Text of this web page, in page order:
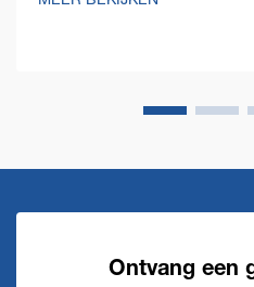
Ontvang een